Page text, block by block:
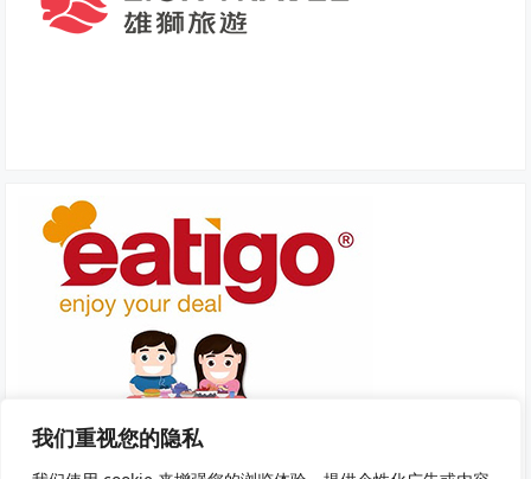
我们重视您的隐私